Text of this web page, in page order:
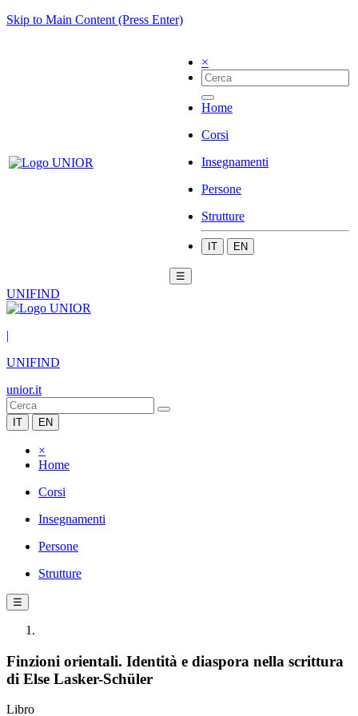
Skip to Main Content (Press Enter)
×
Home
Corsi
Insegnamenti
Persone
Strutture
IT EN
☰
UNIFIND
|
UNIFIND
unior.it
IT EN
×
Home
Corsi
Insegnamenti
Persone
Strutture
☰
Finzioni orientali. Identità e diaspora nella scrittura
di Else Lasker-Schüler
Libro